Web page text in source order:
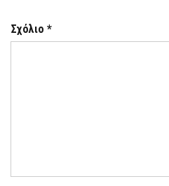
Σχόλιο *